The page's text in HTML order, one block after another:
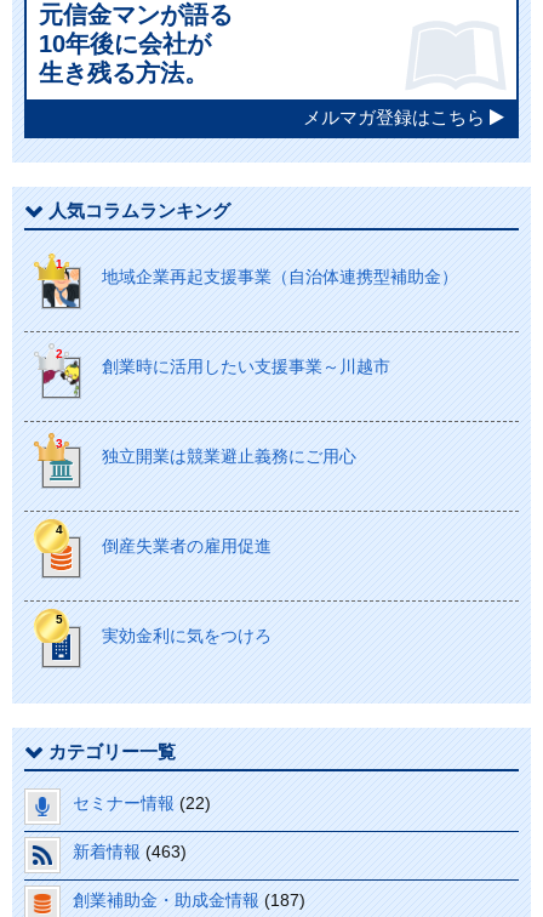
元信金マンが語る
10年後に会社が
生き残る方法。
メルマガ登録はこちら
人気コラムランキング
地域企業再起支援事業（自治体連携型補助金）
創業時に活用したい支援事業～川越市
独立開業は競業避止義務にご用心
倒産失業者の雇用促進
実効金利に気をつけろ
カテゴリー一覧
セミナー情報 (22)
新着情報 (463)
創業補助金・助成金情報 (187)